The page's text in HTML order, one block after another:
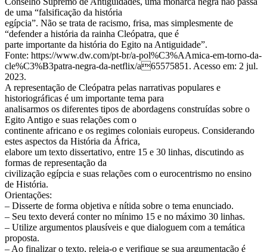
de uma “falsificação da história
egípcia”. Não se trata de racismo, frisa, mas simplesmente de
“defender a história da rainha Cleópatra, que é
parte importante da história do Egito na Antiguidade”.
Fonte: https://www.dw.com/pt-br/a-pol%C3%AAmica-em-torno-da-
cle%C3%B3patra-negra-da-netflix/a65575851. Acesso em: 2 jul.
2023.
A representação de Cleópatra pelas narrativas populares e
historiográficas é um importante tema para
analisarmos os diferentes tipos de abordagens construídas sobre o
Egito Antigo e suas relações com o
continente africano e os regimes coloniais europeus. Considerando
estes aspectos da História da África,
elabore um texto dissertativo, entre 15 e 30 linhas, discutindo as
formas de representação da
civilização egípcia e suas relações com o eurocentrismo no ensino
de História.
Orientações:
– Disserte de forma objetiva e nítida sobre o tema enunciado.
– Seu texto deverá conter no mínimo 15 e no máximo 30 linhas.
– Utilize argumentos plausíveis e que dialoguem com a temática
proposta.
– Ao finalizar o texto, releia-o e verifique se sua argumentação é